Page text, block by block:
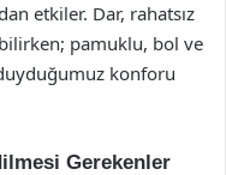
etkiler. Dar, rahatsız
pamuklu, bol ve
konforu
Gerekenler